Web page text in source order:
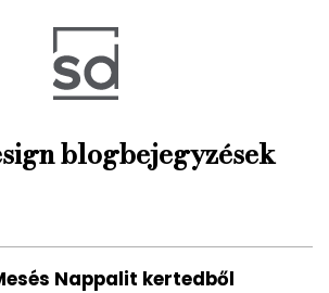
blogbejegyzések
Nappalit kertedből